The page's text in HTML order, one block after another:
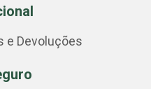
e Devoluções